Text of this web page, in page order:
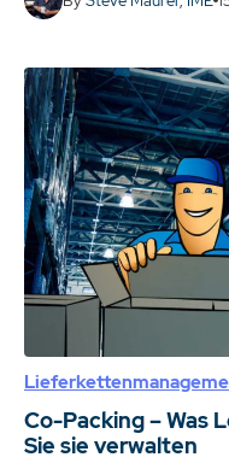
Co-Packing – Was
Sie sie verwalten